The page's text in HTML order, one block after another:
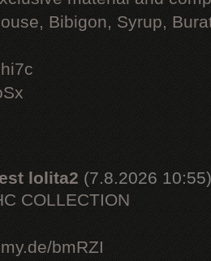
Bibigon, Syrup,
lolita2 (7.8.2026 10:55)
COLLECTION
bmRZI